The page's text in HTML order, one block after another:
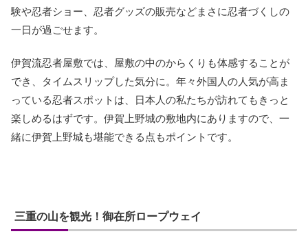
験や忍者ショー、忍者グッズの販売などまさに忍者づくしの
一日が過ごせます。
伊賀流忍者屋敷では、屋敷の中のからくりも体感することが
でき、タイムスリップした気分に。年々外国人の人気が高ま
っている忍者スポットは、日本人の私たちが訪れてもきっと
楽しめるはずです。伊賀上野城の敷地内にありますので、一
緒に伊賀上野城も堪能できる点もポイントです。
三重の山を観光！御在所ロープウェイ